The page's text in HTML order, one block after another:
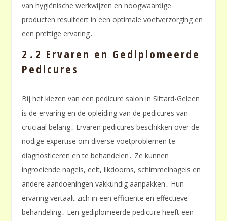
van hygiënische werkwijzen en hoogwaardige
producten resulteert in een optimale voetverzorging en
een prettige ervaring․
2․2 Ervaren en Gediplomeerde
Pedicures
Bij het kiezen van een pedicure salon in Sittard-Geleen
is de ervaring en de opleiding van de pedicures van
cruciaal belang․ Ervaren pedicures beschikken over de
nodige expertise om diverse voetproblemen te
diagnosticeren en te behandelen․ Ze kunnen
ingroeiende nagels, eelt, likdoorns, schimmelnagels en
andere aandoeningen vakkundig aanpakken․ Hun
ervaring vertaalt zich in een efficiënte en effectieve
behandeling․ Een gediplomeerde pedicure heeft een